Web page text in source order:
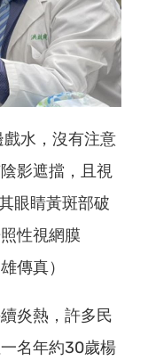
水，沒有注意
影遮擋，且視
眼睛黃斑部破
性視網膜
傳真）
炎熱，許多民
名年約30歲楊